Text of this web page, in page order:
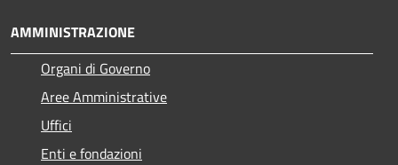
AMMINISTRAZIONE
Organi di Governo
Aree Amministrative
Uffici
Enti e fondazioni